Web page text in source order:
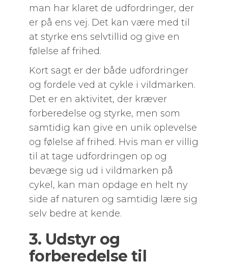
man har klaret de udfordringer, der
er på ens vej. Det kan være med til
at styrke ens selvtillid og give en
følelse af frihed.
Kort sagt er der både udfordringer
og fordele ved at cykle i vildmarken.
Det er en aktivitet, der kræver
forberedelse og styrke, men som
samtidig kan give en unik oplevelse
og følelse af frihed. Hvis man er villig
til at tage udfordringen op og
bevæge sig ud i vildmarken på
cykel, kan man opdage en helt ny
side af naturen og samtidig lære sig
selv bedre at kende.
3. Udstyr og
forberedelse til